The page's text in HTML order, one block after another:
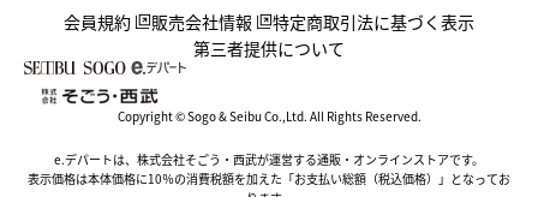
会員規約 販売会社情報
特定商取引法に基づく表示
第三者提供について
Copyright © Sogo & Seibu Co.,Ltd. All Rights Reserved.
e.デパートは、株式会社そごう・西武が運営する通販・オンラインストアです。
表示価格は本体価格に10％の消費税額を加えた「お支払い総額（税込価格）」となってお